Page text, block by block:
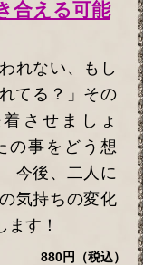
合える可能
れない、もし
てる？」その
させましょ
事をどう想
今後、二人に
気持ちの変化
ます！
880円（税込）